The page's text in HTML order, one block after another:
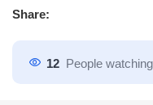
Share:
12 People